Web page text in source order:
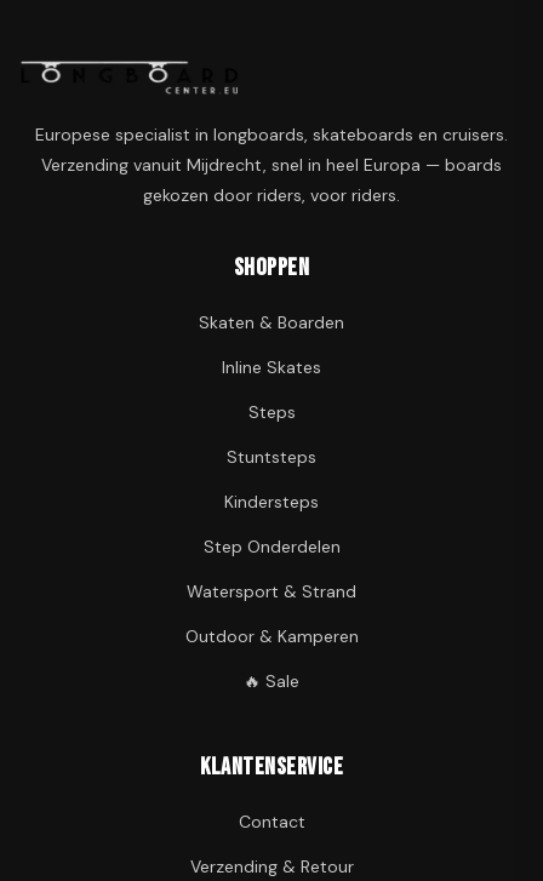
Europese specialist in longboards, skateboards en cruisers.
Verzending vanuit Mijdrecht, snel in heel Europa — boards
gekozen door riders, voor riders.
Shoppen
Skaten & Boarden
Inline Skates
Steps
Stuntsteps
Kindersteps
Step Onderdelen
Watersport & Strand
Outdoor & Kamperen
🔥 Sale
Klantenservice
Contact
Verzending & Retour